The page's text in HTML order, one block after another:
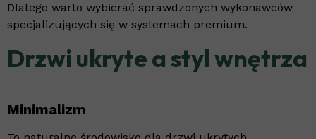
Dlatego warto wybierać sprawdzonych wykonawców
specjalizujących się w systemach premium.
Drzwi ukryte a styl wnętrza
Minimalizm